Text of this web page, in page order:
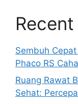
Sembuh
Phaco RS
Ruang Rawat
Sehat: